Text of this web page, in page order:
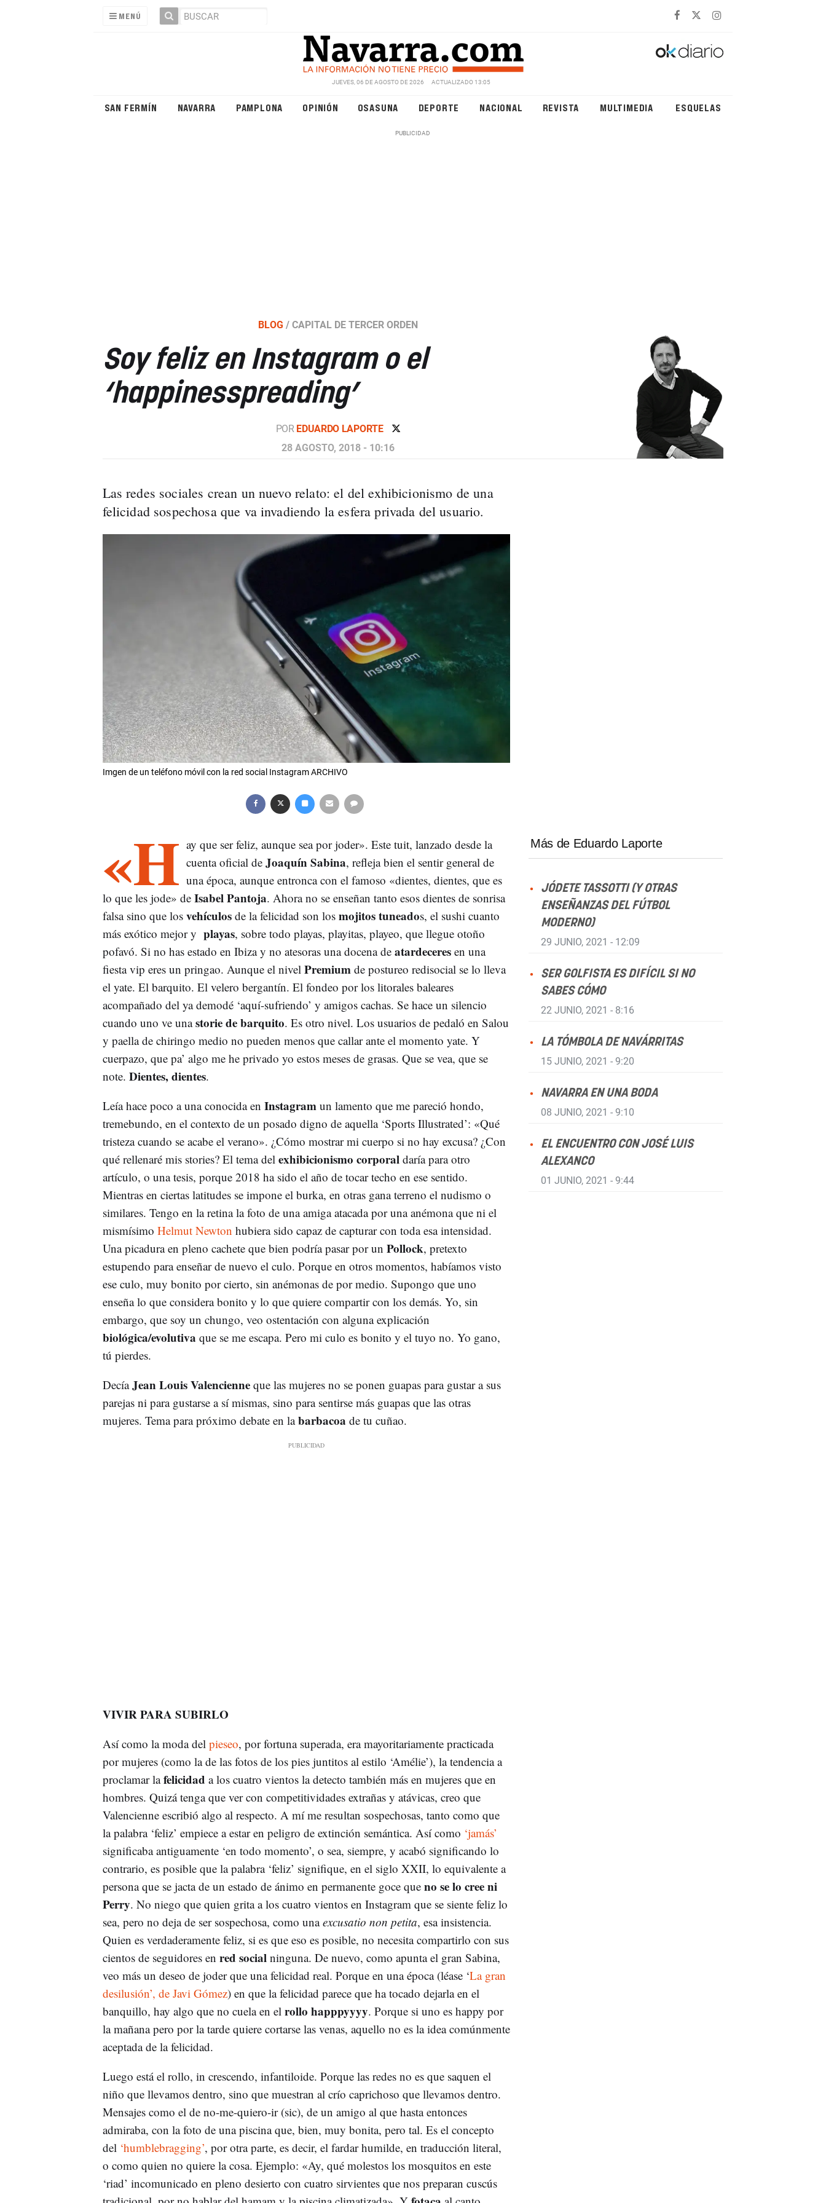
MENÚ
JUEVES, 06 DE AGOSTO DE 2026 ACTUALIZADO 13:05
SAN FERMÍN NAVARRA PAMPLONA OPINIÓN OSASUNA DEPORTE NACIONAL REVISTA MULTIMEDIA ESQUELAS
BLOG/CAPITAL DE TERCER ORDEN
Soy feliz en Instagram o el
‘happinesspreading’
POR EDUARDO LAPORTE
28 AGOSTO, 2018 - 10:16
Las redes sociales crean un nuevo relato: el del exhibicionismo de una
felicidad sospechosa que va invadiendo la esfera privada del usuario.
Imgen de un teléfono móvil con la red social Instagram ARCHIVO
«H ay que ser feliz, aunque sea por joder». Este tuit, lanzado desde la
cuenta oficial de Joaquín Sabina, refleja bien el sentir general de
una época, aunque entronca con el famoso «dientes, dientes, que es
lo que les jode» deIsabel Pantoja. Ahora no se enseñan tanto esos dientes de sonrisa
falsa sino que los vehículosde la felicidad son los mojitos tuneados, el sushi cuanto
más exótico mejor y playas, sobre todo playas, playitas, playeo, que llegue otoño
pofavó. Si no has estado en Ibiza y no atesoras una docena deatardeceresen una
fiesta vip eres un pringao. Aunque el nivel Premium de postureo redisocial se lo lleva
el yate. El barquito. El velero bergantín. El fondeo por los litorales baleares
acompañado del ya demodé ‘aquí-sufriendo’ y amigos cachas. Se hace un silencio
cuando uno ve unastorie de barquito. Es otro nivel. Los usuarios de pedaló en Salou
y paella de chiringo medio no pueden menos que callar ante el momento yate. Y
cuerpazo, que pa’ algo me he privado yo estos meses de grasas. Que se vea, que se
note. Dientes, dientes.
Leía hace poco a una conocida en Instagram un lamento que me pareció hondo,
tremebundo, en el contexto de un posado digno de aquella ‘Sports Illustrated’: «Qué
tristeza cuando se acabe el verano». ¿Cómo mostrar mi cuerpo si no hay excusa? ¿Con
qué rellenaré mis stories? El tema del exhibicionismo corporaldaría para otro
artículo, o una tesis, porque 2018 ha sido el año de tocar techo en ese sentido.
Mientras en ciertas latitudes se impone el burka, en otras gana terreno el nudismo o
similares. Tengo en la retina la foto de una amiga atacada por una anémona que ni el
mismísimo Helmut Newton hubiera sido capaz de capturar con toda esa intensidad.
Una picadura en pleno cachete que bien podría pasar por un Pollock, pretexto
estupendo para enseñar de nuevo el culo. Porque en otros momentos, habíamos visto
ese culo, muy bonito por cierto, sin anémonas de por medio. Supongo que uno
enseña lo que considera bonito y lo que quiere compartir con los demás. Yo, sin
embargo, que soy un chungo, veo ostentación con alguna explicación
biológica/evolutiva que se me escapa. Pero mi culo es bonito y el tuyo no. Yo gano,
tú pierdes.
DecíaJean Louis Valencienneque las mujeres no se ponen guapas para gustar a sus
parejas ni para gustarse a sí mismas, sino para sentirse más guapas que las otras
mujeres. Tema para próximo debate en labarbacoa de tu cuñao.
VIVIR PARA SUBIRLO
Así como la moda del pieseo, por fortuna superada, era mayoritariamente practicada
por mujeres (como la de las fotos de los pies juntitos al estilo ‘Amélie’), la tendencia a
proclamar lafelicidad a los cuatro vientos la detecto también más en mujeres que en
hombres. Quizá tenga que ver con competitividades extrañas y atávicas, creo que
Valencienne escribió algo al respecto. A mí me resultan sospechosas, tanto como que
la palabra ‘feliz’ empiece a estar en peligro de extinción semántica. Así como ‘jamás’
significaba antiguamente ‘en todo momento’, o sea, siempre, y acabó significando lo
contrario, es posible que la palabra ‘feliz’ signifique, en el siglo XXII, lo equivalente a
persona que se jacta de un estado de ánimo en permanente goce que no se lo cree ni
Perry. No niego que quien grita a los cuatro vientos en Instagram que se siente feliz lo
sea, pero no deja de ser sospechosa, como unaexcusatio non petita, esa insistencia.
Quien es verdaderamente feliz, si es que eso es posible, no necesita compartirlo con sus
cientos de seguidores en red social ninguna. De nuevo, como apunta el gran Sabina,
veo más un deseo de joder que una felicidad real. Porque en una época (léase ‘La gran
desilusión’, de Javi Gómez) en que la felicidad parece que ha tocado dejarla en el
banquillo, hay algo que no cuela en el rollo happpyyyy. Porque si uno es happy por
la mañana pero por la tarde quiere cortarse las venas, aquello no es la idea comúnmente
aceptada de la felicidad.
Luego está el rollo, in crescendo, infantiloide. Porque las redes no es que saquen el
niño que llevamos dentro, sino que muestran al crío caprichoso que llevamos dentro.
Mensajes como el de no-me-quiero-ir (sic), de un amigo al que hasta entonces
admiraba, con la foto de una piscina que, bien, muy bonita, pero tal. Es el concepto
del ‘humblebragging’, por otra parte, es decir, el fardar humilde, en traducción literal,
o como quien no quiere la cosa. Ejemplo: «Ay, qué molestos los mosquitos en este
‘riad’ incomunicado en pleno desierto con cuatro sirvientes que nos preparan cuscús
Más de Eduardo Laporte
JÓDETE TASSOTTI (Y OTRAS
ENSEÑANZAS DEL FÚTBOL
MODERNO)
29 JUNIO, 2021 - 12:09
SER GOLFISTA ES DIFÍCIL SI NO
SABES CÓMO
22 JUNIO, 2021 - 8:16
LA TÓMBOLA DE NAVÁRRITAS
15 JUNIO, 2021 - 9:20
NAVARRA EN UNA BODA
08 JUNIO, 2021 - 9:10
EL ENCUENTRO CON JOSÉ LUIS
ALEXANCO
01 JUNIO, 2021 - 9:44